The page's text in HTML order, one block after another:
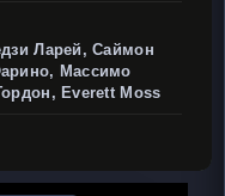
Ларей, Саймон
Массимо
Everett Moss